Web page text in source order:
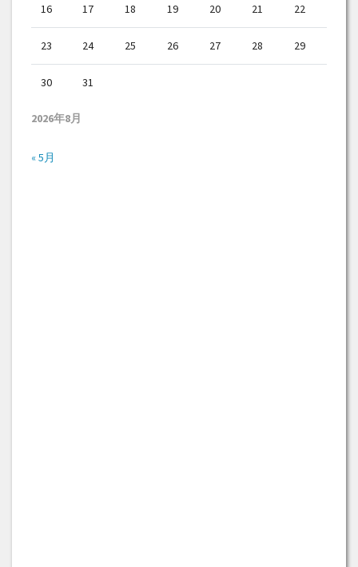
2026年8月
16 17 18 19 20 21 22
23 24 25 26 27 28 29
30 31
« 5月